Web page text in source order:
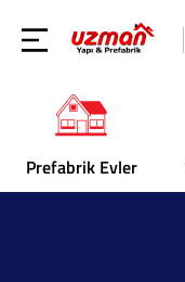
Prefabrik Evler